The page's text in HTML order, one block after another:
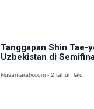
Tanggapan Shin Tae-
Uzbekistan di
Nusantaratv.com - 2 tahun lalu